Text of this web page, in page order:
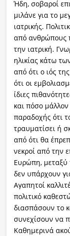
Ήδη, σοβαροί
μιλάνε για το
ιατρικής.
από ανθρώπους
την ιατρική.
ηλικίας κάτω
από ότι ο ιός
ότι οι
ίδιες
και πόσο
παραδοχής ότι
τραυματίσει ή
από ότι θα
νεκροί από την
Ευρώπη, μεταξύ
δεν υπάρχουν
Αγαπητοί
πολιτικό
διασπάσουν το
συνεχίσουν να
Καθημερινά